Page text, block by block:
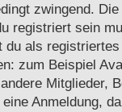
zwingend.
registriert sein
du als
zum Beispiel
Mitglieder,
Anmeldung,